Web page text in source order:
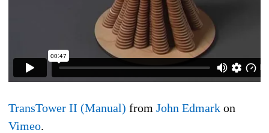
TransTower II (Manual) from John Edmark on
Vimeo.